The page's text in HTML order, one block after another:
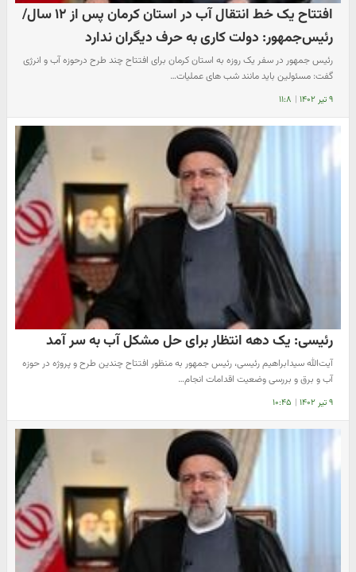
افتتاح یک خط انتقال آب در استان کرمان پس از ۱۲ سال/
رئیس‌جمهور: دولت کاری به حرف دیگران ندارد
رئیس جمهور در سفر یک روزه به استان کرمان برای افتتاح چند طرح درحوزه آب و انرژی
گفت: مسئولین باید مانند شب های عملیات…
۹ تیر ۱۴۰۲ | ۱۱:۸
رئیسی: یک دهه انتظار برای حل مشکل آب به سر آمد
آیت‌الله سیدابراهیم رئیسی، رئیس جمهور به منظور افتتاح چندین طرح و پروژه در حوزه
آب و برق و بررسی وضعیت اقدامات انجام…
۹ تیر ۱۴۰۲ | ۱۰:۴۵